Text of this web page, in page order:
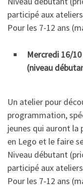
participé aux
Pour les 7-12 ans
Mercredi 16/
(niveau
Un atelier pour
programmation,
jeunes qui auront
en Lego et le faire
Niveau débutant
participé aux
Pour les 7-12 ans